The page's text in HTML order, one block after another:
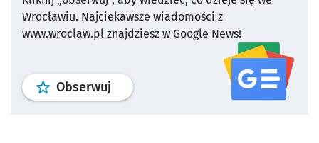
Wrocławiu. Najciekawsze wiadomości z
www.wroclaw.pl znajdziesz w Google News!
Obserwuj profil serwisu